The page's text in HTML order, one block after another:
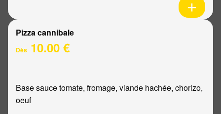
Pizza cannibale
Dès 10.00 €
Base sauce tomate, fromage, viande hachée, chorizo,
oeuf